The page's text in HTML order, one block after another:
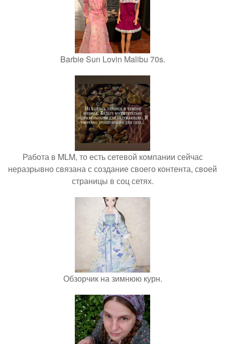
Barbie Sun Lovin Malibu 70s.
Работа в MLM, то есть сетевой компании сейчас
неразрывно связана с создание своего контента, своей
страницы в соц сетях.
Обзорчик на зимнюю курн.